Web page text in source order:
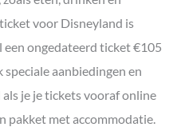
voor Disneyland is
ongedateerd ticket €105
aanbiedingen en
je je tickets vooraf online
pakket met accommodatie.